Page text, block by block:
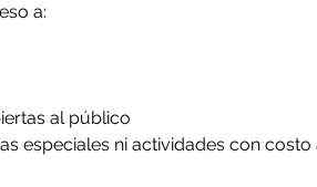
a:
al público
especiales ni actividades con costo